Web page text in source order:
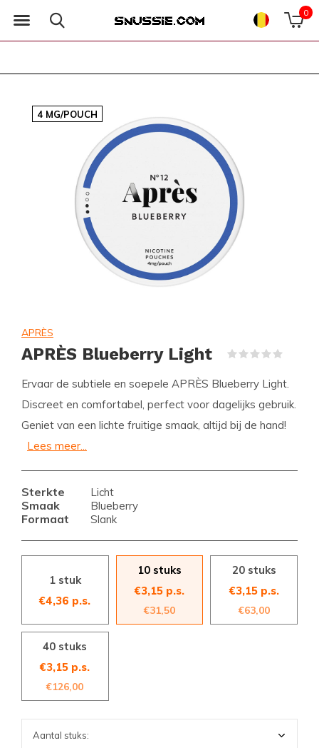
0
4 MG/POUCH
APRÈS
APRÈS Blueberry Light
Ervaar de subtiele en soepele APRÈS Blueberry Light.
Discreet en comfortabel, perfect voor dagelijks gebruik.
Geniet van een lichte fruitige smaak, altijd bij de hand!
Lees meer...
Sterkte Licht
Smaak Blueberry
Formaat Slank
1 stuk
€4,36 p.s.
10 stuks
€3,15 p.s.
€31,50
20 stuks
€3,15 p.s.
€63,00
40 stuks
€3,15 p.s.
€126,00